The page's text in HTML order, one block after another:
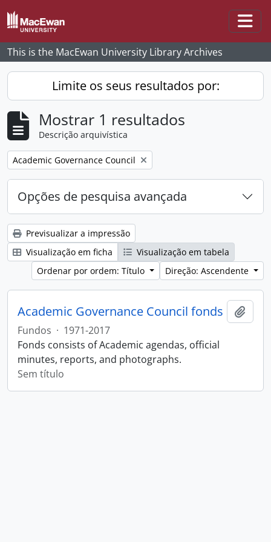
Skip to main content
This is the MacEwan University Library Archives
Limite os seus resultados por:
Mostrar 1 resultados
Descrição arquivística
Remove filter:
Academic Governance Council
Opções de pesquisa avançada
Previsualizar a impressão
Visualização em ficha
Visualização em tabela
Ordenar por ordem: Título
Direção: Ascendente
Academic Governance Council fonds
Fundos · 1971-2017
Fonds consists of Academic agendas, official
minutes, reports, and photographs.
Sem título